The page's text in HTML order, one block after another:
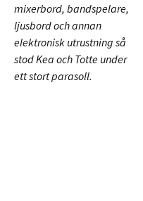
mixerbord, bandspelare,
ljusbord och annan
elektronisk utrustning så
stod Kea och Totte under
ett stort parasoll.